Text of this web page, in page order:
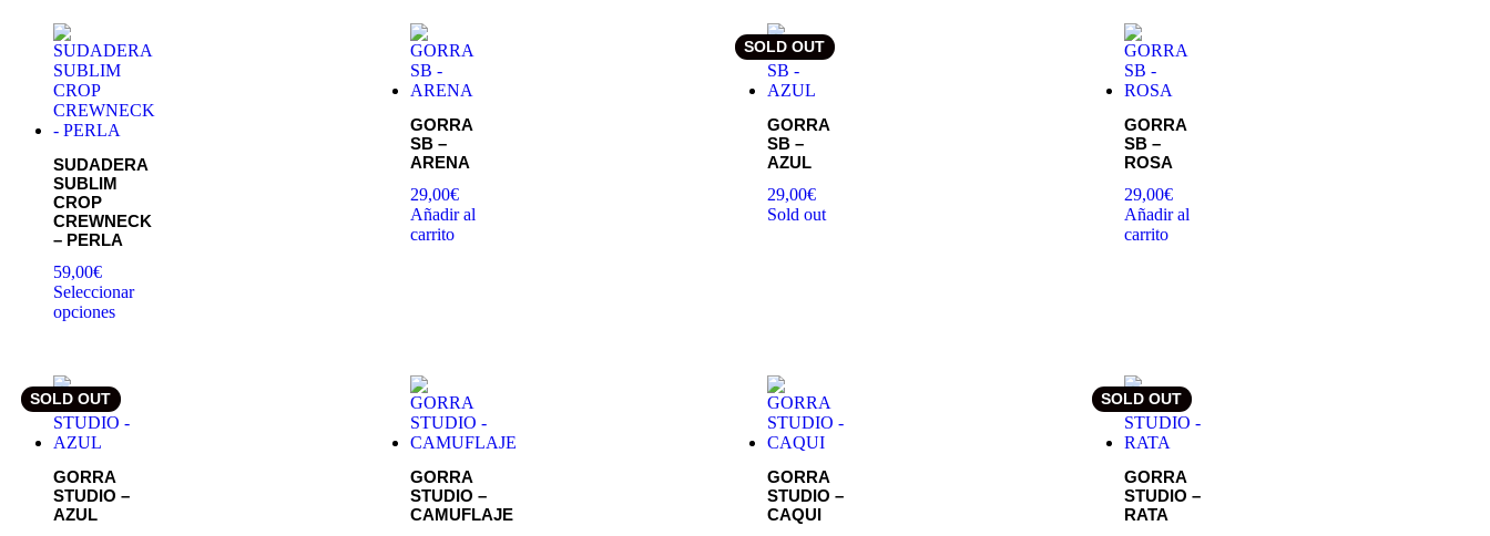
SUDADERA
SUBLIM
CROP
CREWNECK
– PERLA
59,00€
Seleccionar
opciones
GORRA
SB –
ARENA
29,00€
Añadir al
carrito
SOLD OUT
GORRA
SB –
AZUL
29,00€
Sold out
GORRA
SB –
ROSA
29,00€
Añadir al
carrito
SOLD OUT
GORRA
STUDIO –
AZUL
GORRA
STUDIO –
CAMUFLAJE
GORRA
STUDIO –
CAQUI
SOLD OUT
GORRA
STUDIO –
RATA